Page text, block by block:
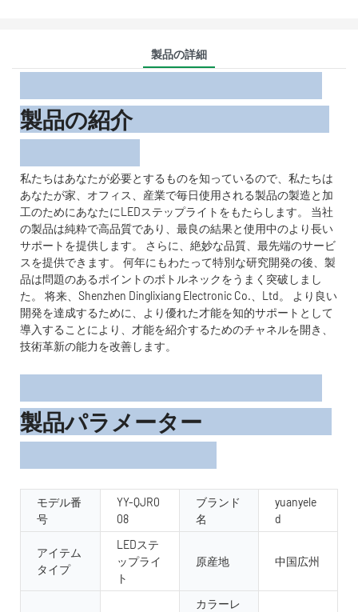
製品の詳細
製品の紹介
私たちはあなたが必要とするものを知っているので、私たちは
あなたが家、オフィス、産業で毎日使用される製品の製造と加
工のためにあなたにLEDステップライトをもたらします。 当社
の製品は純粋で高品質であり、最良の結果と使用中のより長い
サポートを提供します。 さらに、絶妙な品質、最先端のサービ
スを提供できます。 何年にもわたって特別な研究開発の後、製
品は問題のあるポイントのボトルネックをうまく突破しまし
た。 将来、Shenzhen Dinglixiang Electronic Co.、Ltd。 より良い
開発を達成するために、より優れた才能を知的サポートとして
導入することにより、才能を紹介するためのチャネルを開き、
技術革新の能力を改善します。
製品パラメーター
モデル番
号
YY-QJR0
08
ブランド
名
yuanyele
d
アイテム
タイプ
LEDステ
ップライ
ト
原産地 中国広州
カラーレ